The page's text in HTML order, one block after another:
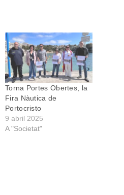
Torna Portes Obertes, la
Fira Nàutica de
Portocristo
9 abril 2025
A "Societat"